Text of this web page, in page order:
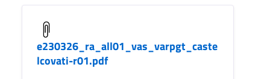
e230326_ra_all01_vas_varpgt_caste
lcovati-r01.pdf